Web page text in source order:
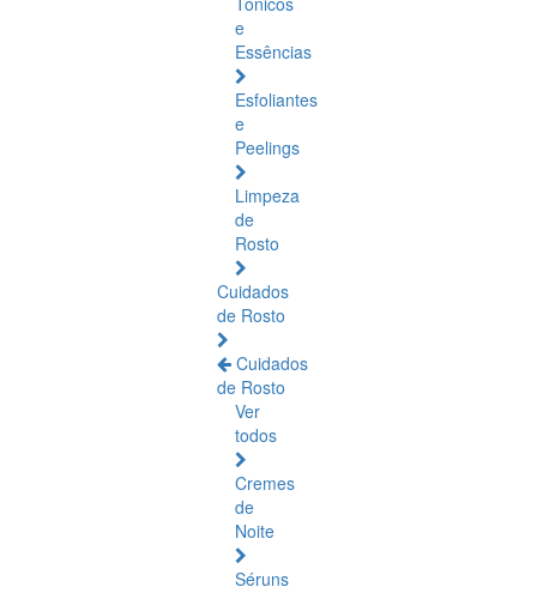
e
Essências
Esfoliantes
e
Peelings
Limpeza
de
Rosto
Cuidados
de Rosto
Cuidados
de Rosto
Ver
todos
Cremes
de
Noite
Séruns